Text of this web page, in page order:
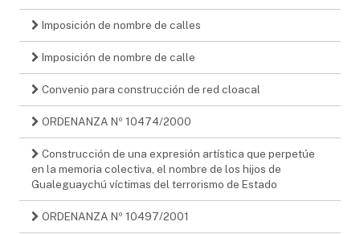
Imposición de nombre de calles
Imposición de nombre de calle
Convenio para construcción de red cloacal
ORDENANZA Nº 10474/2000
Construcción de una expresión artística que perpetúe
en la memoria colectiva, el nombre de los hijos de
Gualeguaychú víctimas del terrorismo de Estado
ORDENANZA Nº 10497/2001